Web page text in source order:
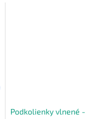
Podkolienky vlnené -